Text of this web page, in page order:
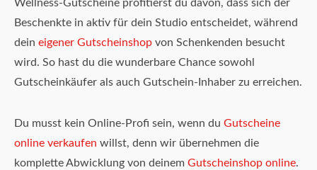
Wellness-Gutscheine profitierst du davon, dass sich der
Beschenkte in aktiv für dein Studio entscheidet, während
dein eigener Gutscheinshop von Schenkenden besucht
wird. So hast du die wunderbare Chance sowohl
Gutscheinkäufer als auch Gutschein-Inhaber zu erreichen.
Du musst kein Online-Profi sein, wenn du Gutscheine
online verkaufen willst, denn wir übernehmen die
komplette Abwicklung von deinem Gutscheinshop online.